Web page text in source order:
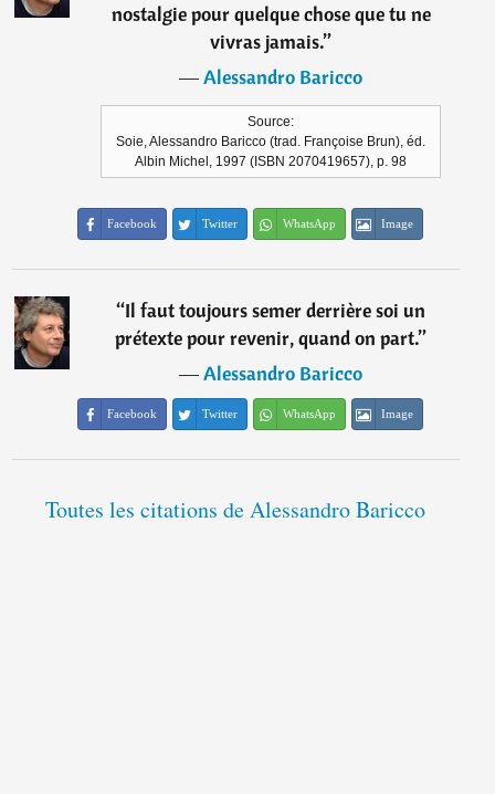
nostalgie pour quelque chose que tu ne
vivras jamais.”
―Alessandro Baricco
Source:
Soie, Alessandro Baricco (trad. Françoise Brun), éd.
Albin Michel, 1997 (ISBN 2070419657), p. 98
Facebook Twitter WhatsApp Image
“Il faut toujours semer derrière soi un
prétexte pour revenir, quand on part.”
―Alessandro Baricco
Facebook Twitter WhatsApp Image
Toutes les citations de Alessandro Baricco